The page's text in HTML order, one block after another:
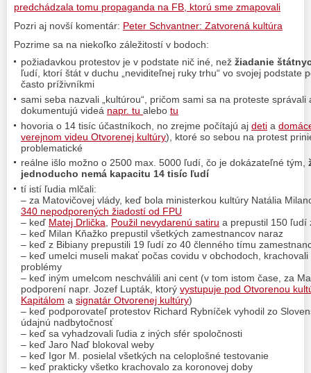
predchádzala tomu propaganda na FB, ktorú sme zmapovali
Pozri aj novší komentár: Peter Schvantner: Zatvorená kultúra
Pozrime sa na niekoľko záležitostí v bodoch:
požiadavkou protestov je v podstate nič iné, než žiadanie
ľudí, ktorí štát v duchu „neviditeľnej ruky trhu“ vo svojej podstate
často príživníkmi
sami seba nazvali „kultúrou“, pričom sami sa na proteste
dokumentujú videá napr. tu alebo tu
hovoria o 14 tisíc účastníkoch, no zrejme počítajú aj deti a
verejnom videu Otvorenej kultúry), ktoré so sebou na protest
problematické
reálne išlo možno o 2500 max. 5000 ľudí, čo je dokázateľné tým,
jednoducho nemá kapacitu 14 tisíc ľudí
tí istí ľudia mlčali:
– za Matovičovej vlády, keď bola ministerkou kultúry Natália
340 nepodporených žiadostí od FPU
– keď Matej Drlička Použil nevydarenú satiru a prepustil 150 ľudí
– keď Milan Kňažko prepustil všetkých zamestnancov naraz
– keď z Bibiany prepustili 19 ľudí zo 40 členného tímu
– keď umelci museli makať počas covidu v obchodoch,
problémy
– keď iným umelcom neschválili ani cent (v tom istom čase, za
podporení napr. Jozef Lupták, ktorý vystupuje pod Otvorenou
Kapitálom a signatár Otvorenej kultúry)
– keď podporovateľ protestov Richard Rybníček vyhodil zo
údajnú nadbytočnosť
– keď sa vyhadzovali ľudia z iných sfér spoločnosti
– keď Jaro Naď blokoval weby
– keď Igor M. posielal všetkých na celoplošné testovanie
– keď prakticky všetko krachovalo za koronovej doby